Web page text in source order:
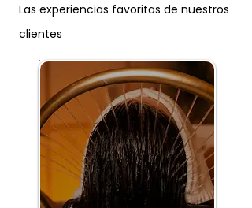
Las experiencias favoritas de nuestros
clientes